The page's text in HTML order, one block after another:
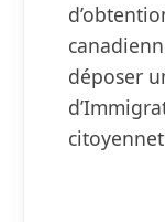
déposer